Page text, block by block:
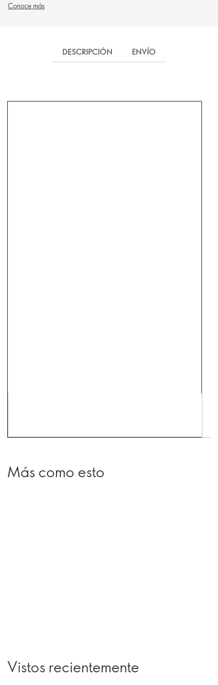
Conoce más
DESCRIPCIÓN ENVÍO
Más como esto
Vistos recientemente